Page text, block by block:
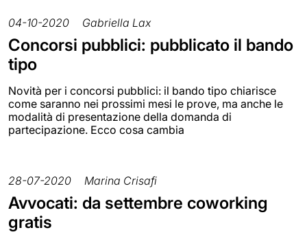
04-10-2020 Gabriella Lax
Concorsi pubblici: pubblicato il bando
tipo
Novità per i concorsi pubblici: il bando tipo chiarisce
come saranno nei prossimi mesi le prove, ma anche le
modalità di presentazione della domanda di
partecipazione. Ecco cosa cambia
28-07-2020 Marina Crisafi
Avvocati: da settembre coworking
gratis